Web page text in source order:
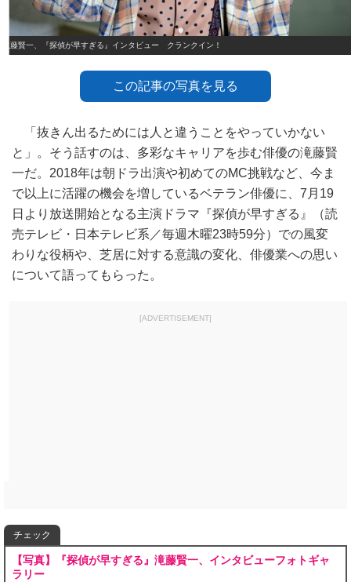
滝藤賢一、『探偵が早すぎる』インタビュー クランクイン！
この記事の写真を見る
「抜きん出るためには人と違うことをやっていかない
と」。そう話すのは、多彩なキャリアを歩む俳優の滝藤賢
一だ。2018年は朝ドラ出演や初めてのMC挑戦など、今ま
で以上に活躍の機会を増しているベテラン俳優に、7月19
日より放送開始となる主演ドラマ『探偵が早すぎる』（読
売テレビ・日本テレビ系／毎週木曜23時59分）での風変
わりな役柄や、芝居に対する意識の変化、俳優業への思い
について語ってもらった。
[ADVERTISEMENT]
チェック
【写真】『探偵が早すぎる』滝藤賢一、インタビューフォトギャ
ラリー